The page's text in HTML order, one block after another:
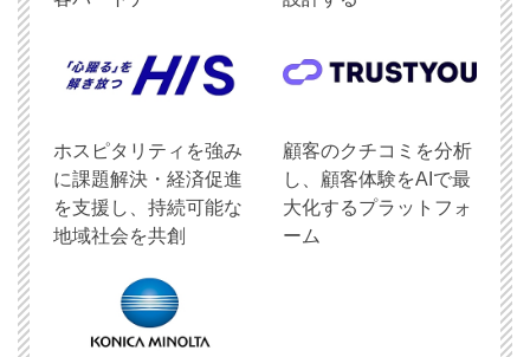
ホスピタリティを強み
に課題解決・経済促進
を支援し、持続可能な
地域社会を共創
顧客のクチコミを分析
し、顧客体験をAIで最
大化するプラットフォ
ーム